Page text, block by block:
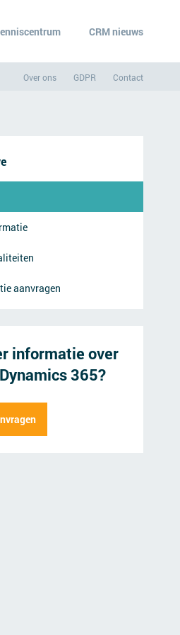
CRM nieuws
Over ons GDPR Contact
aanvragen
informatie over
365?